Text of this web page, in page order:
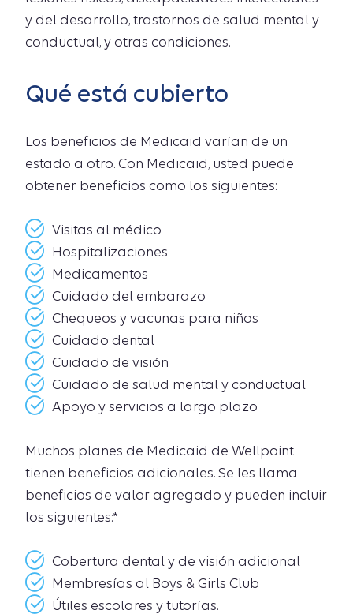
y del desarrollo, trastornos de salud mental y
conductual, y otras condiciones.
Qué está cubierto
Los beneficios de Medicaid varían de un
estado a otro. Con Medicaid, usted puede
obtener beneficios como los siguientes:
Visitas al médico
Hospitalizaciones
Medicamentos
Cuidado del embarazo
Chequeos y vacunas para niños
Cuidado dental
Cuidado de visión
Cuidado de salud mental y conductual
Apoyo y servicios a largo plazo
Muchos planes de Medicaid de Wellpoint
tienen beneficios adicionales. Se les llama
beneficios de valor agregado y pueden incluir
los siguientes:*
Cobertura dental y de visión adicional
Membresías al Boys & Girls Club
Útiles escolares y tutorías.